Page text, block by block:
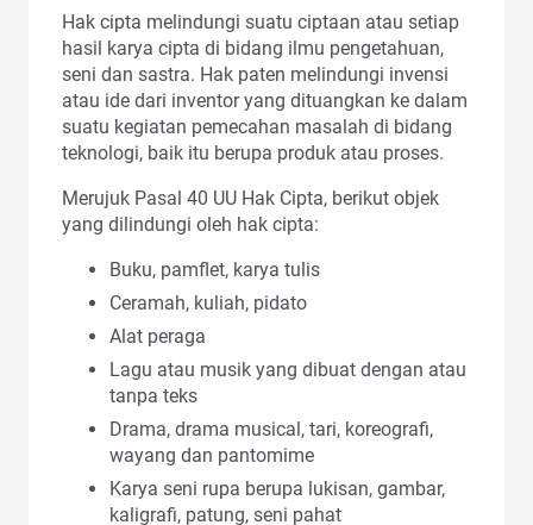
Hak cipta melindungi suatu ciptaan atau setiap
hasil karya cipta di bidang ilmu pengetahuan,
seni dan sastra. Hak paten melindungi invensi
atau ide dari inventor yang dituangkan ke dalam
suatu kegiatan pemecahan masalah di bidang
teknologi, baik itu berupa produk atau proses.
Merujuk Pasal 40 UU Hak Cipta, berikut objek
yang dilindungi oleh hak cipta:
Buku, pamflet, karya tulis
Ceramah, kuliah, pidato
Alat peraga
Lagu atau musik yang dibuat dengan atau
tanpa teks
Drama, drama musical, tari, koreografi,
wayang dan pantomime
Karya seni rupa berupa lukisan, gambar,
kaligrafi, patung, seni pahat